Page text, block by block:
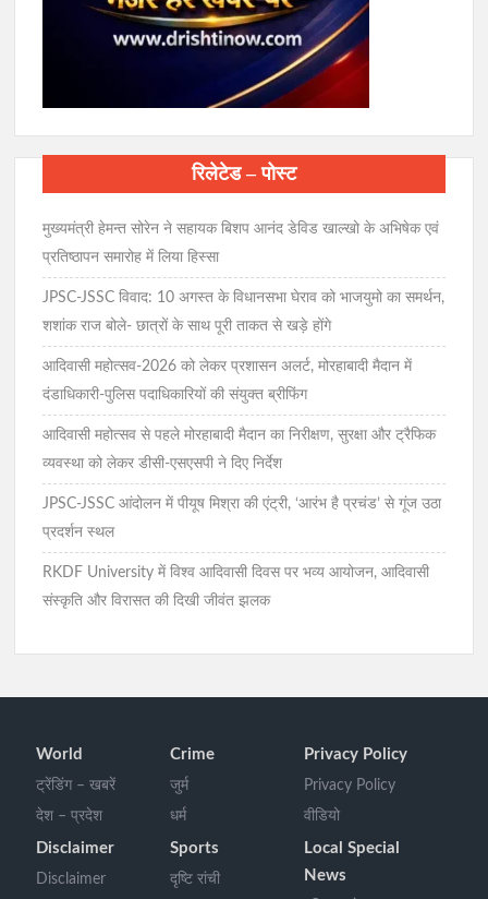
रिलेटेड – पोस्ट
मुख्यमंत्री हेमन्त सोरेन ने सहायक बिशप आनंद डेविड खाल्खो के अभिषेक एवं
प्रतिष्ठापन समारोह में लिया हिस्सा
JPSC-JSSC विवाद: 10 अगस्त के विधानसभा घेराव को भाजयुमो का समर्थन,
शशांक राज बोले- छात्रों के साथ पूरी ताकत से खड़े होंगे
आदिवासी महोत्सव-2026 को लेकर प्रशासन अलर्ट, मोरहाबादी मैदान में
दंडाधिकारी-पुलिस पदाधिकारियों की संयुक्त ब्रीफिंग
आदिवासी महोत्सव से पहले मोरहाबादी मैदान का निरीक्षण, सुरक्षा और ट्रैफिक
व्यवस्था को लेकर डीसी-एसएसपी ने दिए निर्देश
JPSC-JSSC आंदोलन में पीयूष मिश्रा की एंट्री, ‘आरंभ है प्रचंड’ से गूंज उठा
प्रदर्शन स्थल
RKDF University में विश्व आदिवासी दिवस पर भव्य आयोजन, आदिवासी
संस्कृति और विरासत की दिखी जीवंत झलक
World
ट्रेंडिंग – खबरें
देश – प्रदेश
Crime
जुर्म
धर्म
Privacy Policy
Privacy Policy
वीडियो
Disclaimer
Disclaimer
Sports
दृष्टि रांची
Local Special
News